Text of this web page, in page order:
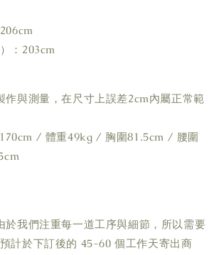
：203cm
作與測量，在尺寸上誤差2cm內屬正常範
/ 體重49kg / 胸圍81.5cm / 腰圍
於我們注重每一道工序與細節，所以需要
計於下訂後的 45-60 個工作天寄出商